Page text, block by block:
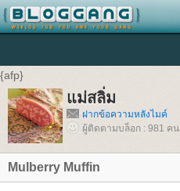
{afp}
แม่สลิ่ม
ฝากข้อความหลังไมค์
ผู้ติดตามบล็อก : 981 คน
Mulberry Muffin